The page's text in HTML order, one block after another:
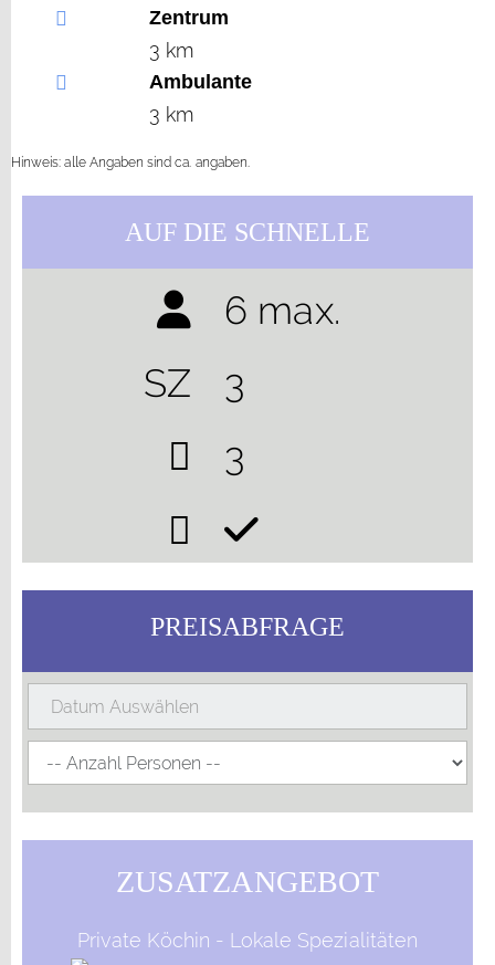
Zentrum
3 km
Ambulante
3 km
Hinweis: alle Angaben sind ca. angaben.
AUF DIE SCHNELLE
6 max.
SZ
3
3
PREISABFRAGE
ZUSATZANGEBOT
Private Köchin - Lokale Spezialitäten